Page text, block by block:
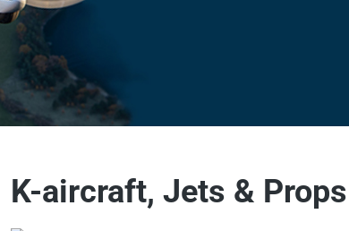
K-aircraft, Jets & Props